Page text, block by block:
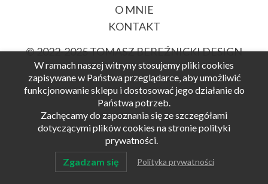
O MNIE
KONTAKT
© 2022-2025TOMASZ BEREŹNICKI DESIGN
W ramach naszej witryny stosujemy pliki cookies
zapisywane w Państwa przeglądarce, aby umożliwić
funkcjonowanie sklepu i dostosować jego działanie do
Państwa potrzeb.
Zachęcamy do zapoznania się ze szczegółami
dotyczącymi plików cookies na stronie polityki
prywatności.
Zgadzam się
Polityka prywatności